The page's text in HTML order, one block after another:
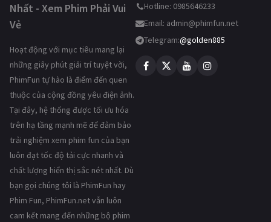
Nhất - Xem Phim Phải Vui
Vẻ
Hoạt động với mục tiêu mang lại
những giây phút giải trí tuyệt vời,
PhimFun tự hào là điểm đến quen
thuộc của cộng đồng yêu điện ảnh.
Tại đây, hệ thống được tối ưu hóa
trên hạ tầng mạnh mẽ để đảm bảo
trải nghiệm xem phim fun của bạn
luôn đạt tốc độ tải cực nhanh và
chất lượng hiển thị sắc nét nhất. Dù
bạn gọi chúng tôi là PhimFun hay
Phim Fun, PhimFun.net vẫn luôn
cam kết mang đến những bộ phim
Hotline: 0985646233
Email: admin@phimfun.net
Telegram:@golden885